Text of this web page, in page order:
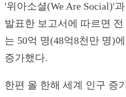
'위아소셜(We Are Social)'
발표한 보고서에 따르면 전
는 50억 명(48억8천만 명)
증가했다.
한편 올 한해 세계 인구 증